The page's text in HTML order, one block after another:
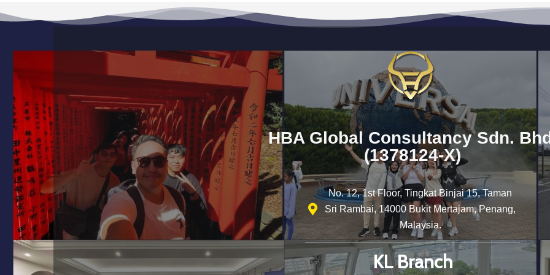
HBA Global Consultancy Sdn.
(1378124-X)
No. 12, 1st Floor, Tingkat Binjai 15, Taman
Sri Rambai, 14000 Bukit Mertajam, Penang,
Malaysia.
KL Branch